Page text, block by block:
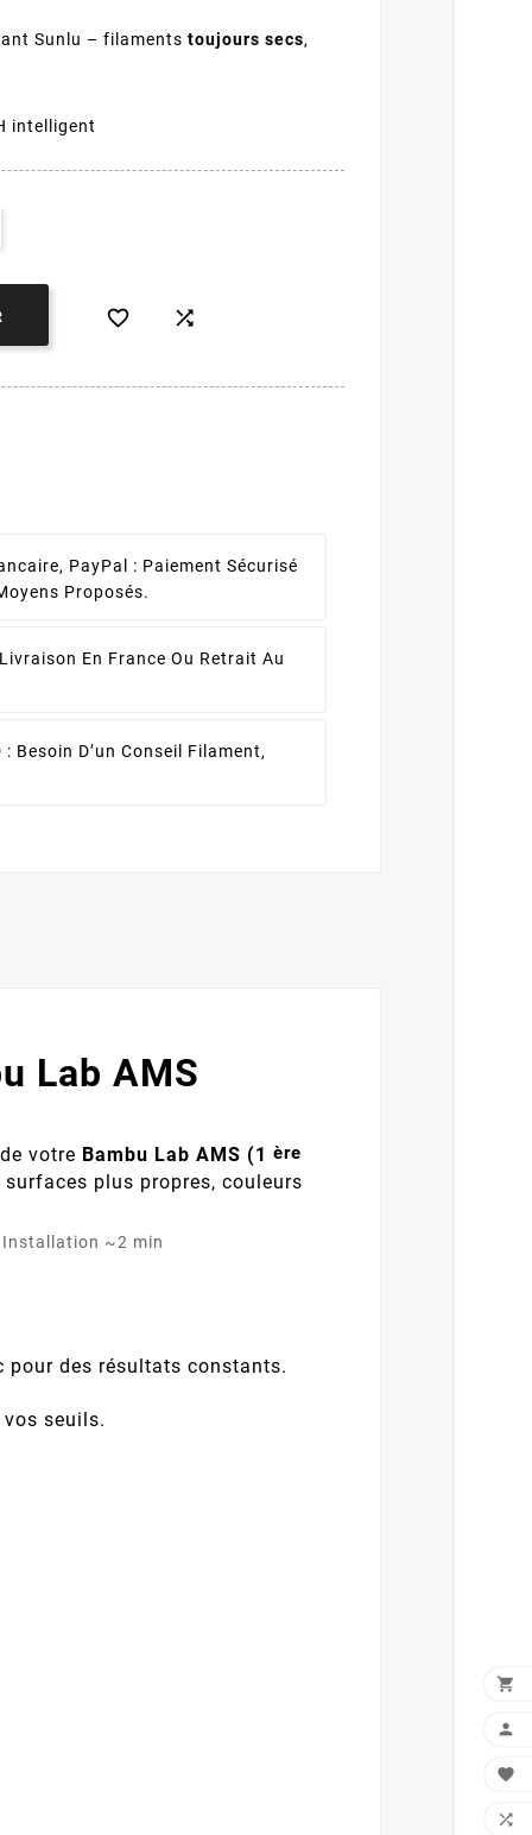
Sunlu – filaments toujours secs,
intelligent
 
PayPal : Paiement Sécurisé
Proposés.
Livraison En France Ou Retrait Au
: Besoin D’un Conseil Filament,
Lab AMS
votre Bambu Lab AMS (1 ère
plus propres, couleurs
Installation ~2 min
pour des résultats constants.
seuils.



